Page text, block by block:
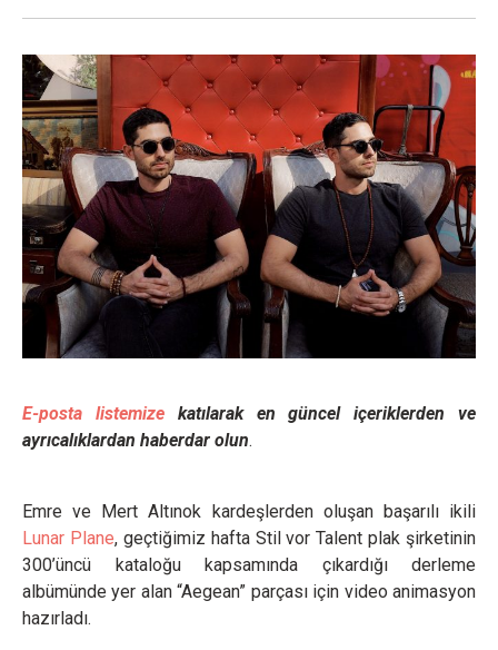
E-posta listemizekatılarak en güncel içeriklerden ve
ayrıcalıklardan haberdar olun.
Emre ve Mert Altınok kardeşlerden oluşan başarılı ikili
Lunar Plane, geçtiğimiz hafta Stil vor Talent plak şirketinin
300’üncü kataloğu kapsamında çıkardığı derleme
albümünde yer alan “Aegean” parçası için video animasyon
hazırladı.